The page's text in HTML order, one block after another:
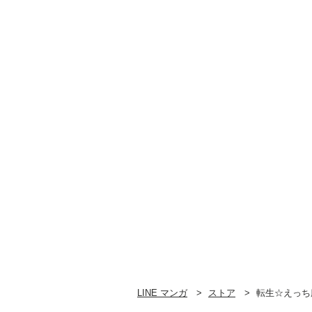
LINE マンガ ストア 転生☆えっち